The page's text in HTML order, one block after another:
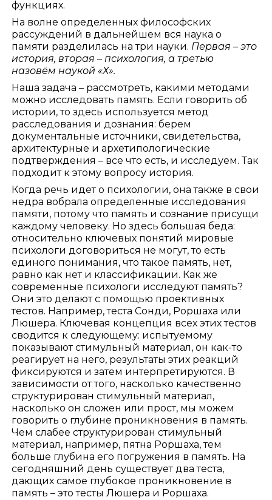
функциях.
На волне определенных философских
рассуждений в дальнейшем вся наука о
памяти разделилась на три науки. Первая – это
история, вторая – психология, а третью
назовём наукой «Х».
Наша задача – рассмотреть, какими методами
можно исследовать память. Если говорить об
истории, то здесь используется метод
расследования и дознания: берем
документальные источники, свидетельства,
архитектурные и архетипологические
подтверждения – все что есть, и исследуем. Так
подходит к этому вопросу история.
Когда речь идет о психологии, она также в свои
недра вобрала определенные исследования
памяти, потому что память и сознание присущи
каждому человеку. Но здесь большая беда:
относительно ключевых понятий мировые
психологи договориться не могут, то есть
единого понимания, что такое память, нет,
равно как нет и классификации. Как же
современные психологи исследуют память?
Они это делают с помощью проективных
тестов. Например, теста Сонди, Роршаха или
Люшера. Ключевая концепция всех этих тестов
сводится к следующему: испытуемому
показывают стимульный материал, он как-то
реагирует на него, результаты этих реакций
фиксируются и затем интерпретируются. В
зависимости от того, насколько качественно
структурирован стимульный материал,
насколько он сложен или прост, мы можем
говорить о глубине проникновения в память.
Чем слабее структурирован стимульный
материал, например, пятна Роршаха, тем
больше глубина его погружения в память. На
сегодняшний день существует два теста,
дающих самое глубокое проникновение в
память – это тесты Люшера и Роршаха.